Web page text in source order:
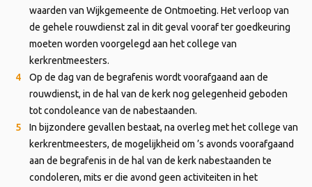
waarden van Wijkgemeente de Ontmoeting. Het verloop van
de gehele rouwdienst zal in dit geval vooraf ter goedkeuring
moeten worden voorgelegd aan het college van
kerkrentmeesters.
Op de dag van de begrafenis wordt voorafgaand aan de
rouwdienst, in de hal van de kerk nog gelegenheid geboden
tot condoleance van de nabestaanden.
In bijzondere gevallen bestaat, na overleg met het college van
kerkrentmeesters, de mogelijkheid om ’s avonds voorafgaand
aan de begrafenis in de hal van de kerk nabestaanden te
condoleren, mits er die avond geen activiteiten in het